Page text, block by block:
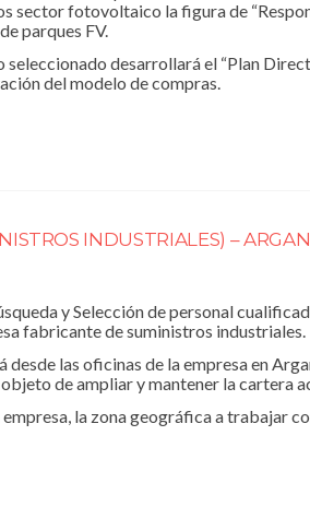
sector fotovoltaico la figura de
parques FV.
desarrollará el “Plan
del modelo de compras.
INDUSTRIALES) –
y Selección de personal
fabricante de suministros industriales.
las oficinas de la empresa en
de ampliar y mantener la cartera
empresa, la zona geográfica a trabajar